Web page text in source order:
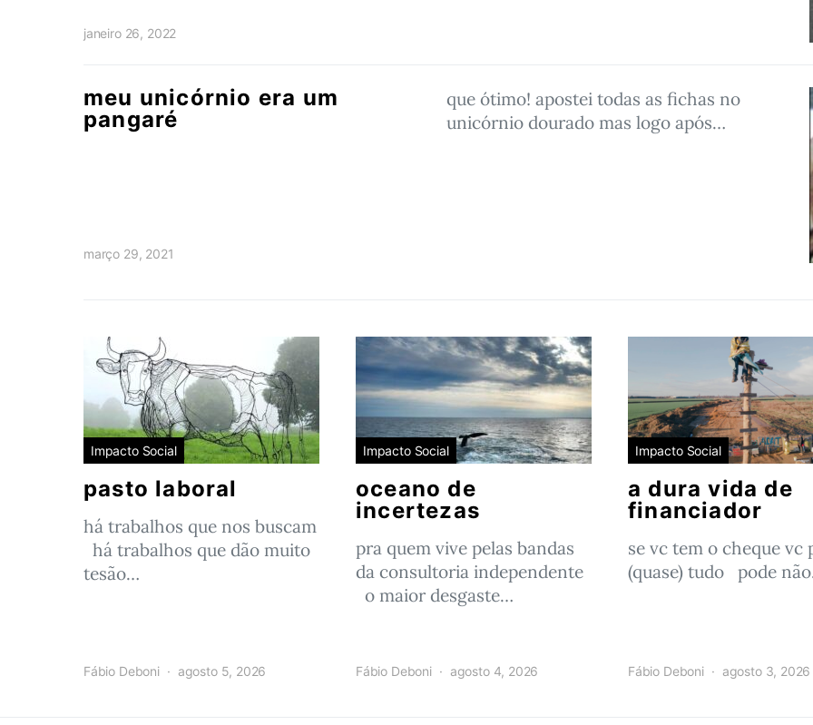
janeiro 26, 2022
meu unicórnio era um
pangaré
que ótimo! apostei todas as fichas no
unicórnio dourado mas logo após…
março 29, 2021
Impacto Social
pasto laboral
há trabalhos que nos buscam
há trabalhos que dão muito
tesão…
Fábio Deboni agosto 5, 2026
Impacto Social
oceano de
incertezas
pra quem vive pelas bandas
da consultoria independente
o maior desgaste…
Fábio Deboni agosto 4, 2026
Impacto Social
a dura vida de
financiador
se vc tem o cheque vc
(quase) tudo pode
Fábio Deboni agosto 3, 2026